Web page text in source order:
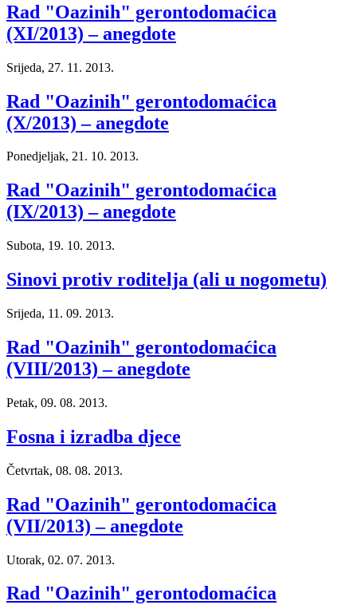
Rad "Oazinih" gerontodomaćica
(XI/2013) – anegdote
Srijeda, 27. 11. 2013.
Rad "Oazinih" gerontodomaćica
(X/2013) – anegdote
Ponedjeljak, 21. 10. 2013.
Rad "Oazinih" gerontodomaćica
(IX/2013) – anegdote
Subota, 19. 10. 2013.
Sinovi protiv roditelja (ali u nogometu)
Srijeda, 11. 09. 2013.
Rad "Oazinih" gerontodomaćica
(VIII/2013) – anegdote
Petak, 09. 08. 2013.
Fosna i izradba djece
Četvrtak, 08. 08. 2013.
Rad "Oazinih" gerontodomaćica
(VII/2013) – anegdote
Utorak, 02. 07. 2013.
Rad "Oazinih" gerontodomaćica